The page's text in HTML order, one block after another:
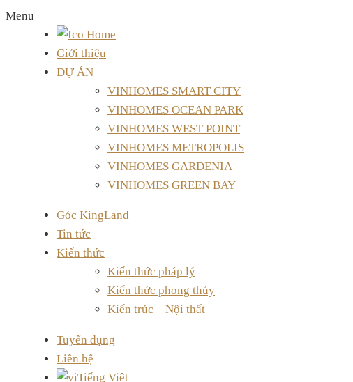
Menu
Giới thiệu
DỰ ÁN
VINHOMES SMART CITY
VINHOMES OCEAN PARK
VINHOMES WEST POINT
VINHOMES METROPOLIS
VINHOMES GARDENIA
VINHOMES GREEN BAY
Góc KingLand
Tin tức
Kiến thức
Kiến thức pháp lý
Kiến thức phong thủy
Kiến trúc – Nội thất
Tuyển dụng
Liên hệ
Tiếng Việt